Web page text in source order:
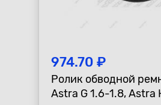
974.70 ₽
Ролик обводной
Astra G 1.6-1.8, Astra